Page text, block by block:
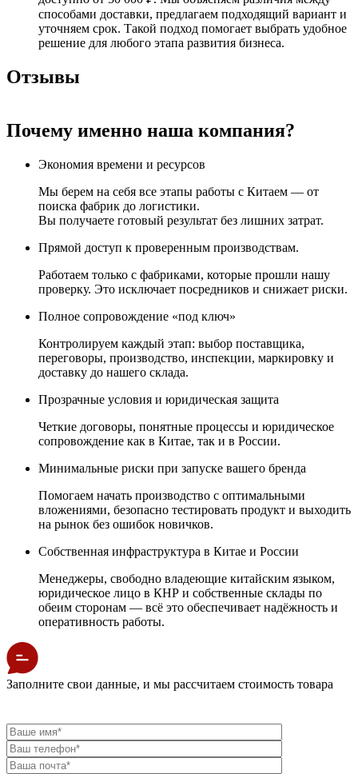
способами доставки, предлагаем подходящий вариант и
уточняем срок. Такой подход помогает выбрать удобное
решение для любого этапа развития бизнеса.
Отзывы
Почему именно наша компания?
Экономия времени и ресурсов
Мы берем на себя все этапы работы с Китаем — от
поиска фабрик до логистики.
Вы получаете готовый результат без лишних затрат.
Прямой доступ к проверенным производствам.
Работаем только с фабриками, которые прошли нашу
проверку. Это исключает посредников и снижает риски.
Полное сопровождение «под ключ»
Контролируем каждый этап: выбор поставщика,
переговоры, производство, инспекции, маркировку и
доставку до нашего склада.
Прозрачные условия и юридическая защита
Четкие договоры, понятные процессы и юридическое
сопровождение как в Китае, так и в России.
Минимальные риски при запуске вашего бренда
Помогаем начать производство с оптимальными
вложениями, безопасно тестировать продукт и выходить
на рынок без ошибок новичков.
Собственная инфраструктура в Китае и России
Менеджеры, свободно владеющие китайским языком,
юридическое лицо в КНР и собственные склады по
обеим сторонам — всё это обеспечивает надёжность и
оперативность работы.
Заполните свои данные, и мы рассчитаем стоимость товара